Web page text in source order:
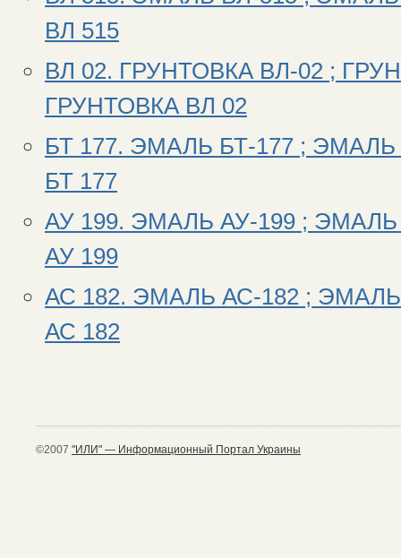
ВЛ 515
ВЛ 02. ГРУНТОВКА ВЛ-02 ;
ГРУНТОВКА ВЛ 02
БТ 177. ЭМАЛЬ БТ-177 ;
БТ 177
АУ 199. ЭМАЛЬ АУ-199 ;
АУ 199
АС 182. ЭМАЛЬ АС-182 ;
АС 182
©2007 "ИЛИ" — Информационный Портал Украины